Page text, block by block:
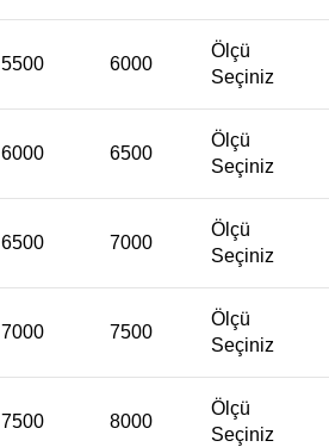
5500 6000
Ölçü
Seçiniz
6000 6500
Ölçü
Seçiniz
6500 7000
Ölçü
Seçiniz
7000 7500
Ölçü
Seçiniz
7500 8000
Ölçü
Seçiniz